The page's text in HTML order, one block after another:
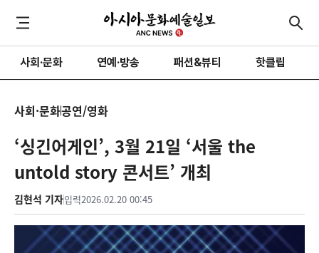
사회·문화 연예·방송 패션&뷰티 핫클립
사회·문화공연/영화
‘싱긴어게인’, 3월 21일 ‘서울 the
untold story 콘서트’ 개최
김현석 기자입력2026.02.20 00:45